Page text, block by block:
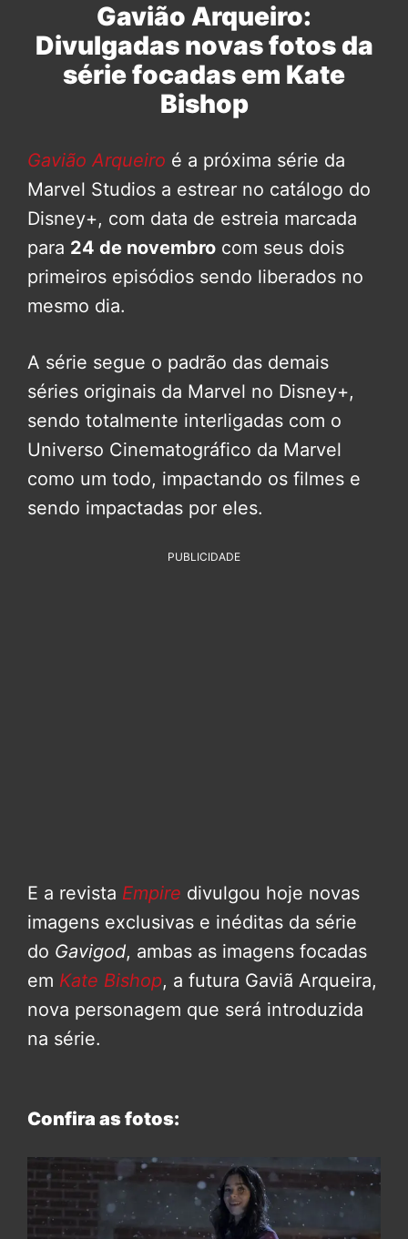
Gavião Arqueiro:
Divulgadas novas fotos da
série focadas em Kate
Bishop
Gavião Arqueiro é a próxima série da
Marvel Studios a estrear no catálogo do
Disney+, com data de estreia marcada
para 24 de novembro com seus dois
primeiros episódios sendo liberados no
mesmo dia.
A série segue o padrão das demais
séries originais da Marvel no Disney+,
sendo totalmente interligadas com o
Universo Cinematográfico da Marvel
como um todo, impactando os filmes e
sendo impactadas por eles.
PUBLICIDADE
E a revista Empire divulgou hoje novas
imagens exclusivas e inéditas da série
do Gavigod, ambas as imagens focadas
em Kate Bishop, a futura Gaviã Arqueira,
nova personagem que será introduzida
na série.
Confira as fotos: